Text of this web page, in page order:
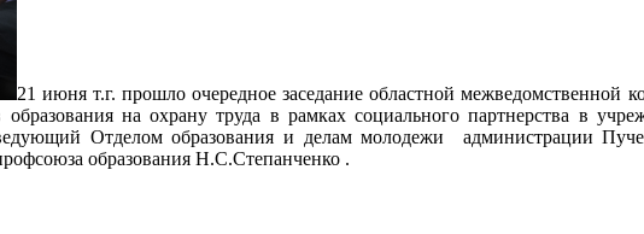
21 июня т.г. прошло очередное заседание областной
на охрану труда в рамках социального партнерства в
Отделом образования и делам молодежи администрации
образования Н.С.Степанченко .